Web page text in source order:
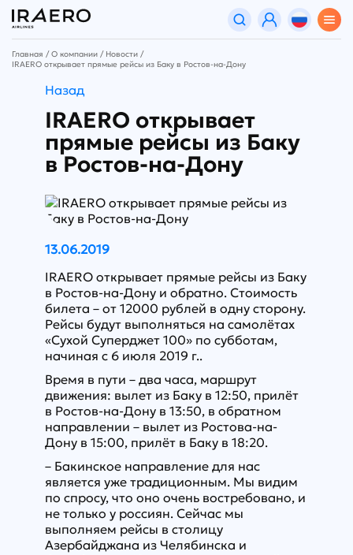
Главная О компании
Новости
IRAERO открывает прямые рейсы из Баку в Ростов-на-Дону
Назад
IRAERO открывает
прямые рейсы из Баку
в Ростов-на-Дону
13.06.2019
IRAERO открывает прямые рейсы из Баку
в Ростов-на-Дону и обратно. Стоимость
билета – от 12000 рублей в одну сторону.
Рейсы будут выполняться на самолётах
«Сухой Суперджет 100» по субботам,
начиная с 6 июля 2019 г..
Время в пути – два часа, маршрут
движения: вылет из Баку в 12:50, прилёт
в Ростов-на-Дону в 13:50, в обратном
направлении – вылет из Ростова-на-
Дону в 15:00, прилёт в Баку в 18:20.
– Бакинское направление для нас
является уже традиционным. Мы видим
по спросу, что оно очень востребовано, и
не только у россиян. Сейчас мы
выполняем рейсы в столицу
Азербайджана из Челябинска и